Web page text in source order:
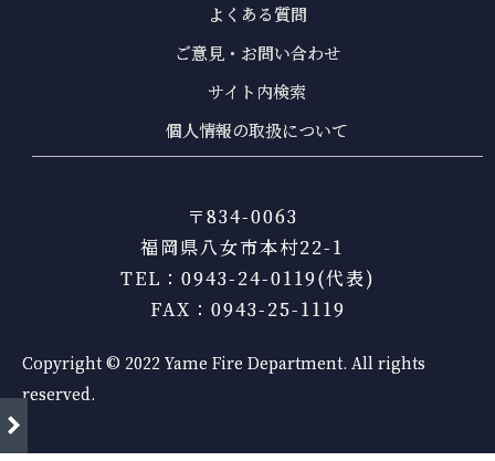
right
よくある質問
ご意見・お問い合わせ
サイト内検索
個人情報の取扱について
〒834-0063
福岡県八女市本村22-1
TEL：0943-24-0119(代表)
FAX：0943-25-1119
Copyright © 2022 Yame Fire Department. All rights
reserved.